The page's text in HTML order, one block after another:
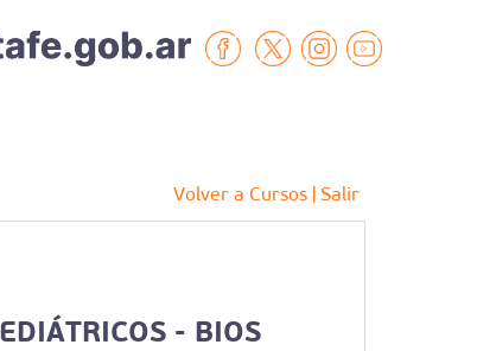
Volver a Cursos | Salir
- BIOS